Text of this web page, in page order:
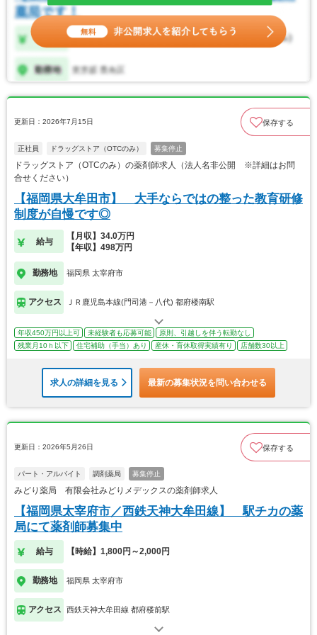
更新日：2026年7月15日 保存する
正社員 ドラッグストア（OTCのみ） 募集停止
ドラッグストア（OTCのみ）の薬剤師求人（法人名非公開 ※詳細はお問
合せください）
【福岡県大牟田市】 大手ならではの整った教育研修
制度が自慢です◎
給与
【月収】34.0万円
【年収】498万円
勤務地 福岡県 太宰府市
アクセス ＪＲ鹿児島本線(門司港－八代) 都府楼南駅
年収450万円以上可 未経験者も応募可能
原則、引越しを伴う転勤なし
残業月10ｈ以下
住宅補助（手当）あり 産休・育休取得実績有り 店舗数30以上
求人の詳細を見る 最新の募集状況を問い合わせる
更新日：2026年5月26日 保存する
パート・アルバイト 調剤薬局 募集停止
みどり薬局 有限会社みどりメデックスの薬剤師求人
【福岡県太宰府市／西鉄天神大牟田線】 駅チカの薬
局にて薬剤師募集中
給与 【時給】1,800円～2,000円
勤務地 福岡県 太宰府市
アクセス 西鉄天神大牟田線 都府楼前駅